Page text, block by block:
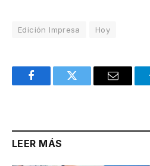
Edición Impresa Hoy
FacebookTwitter Email
LEER MÁS